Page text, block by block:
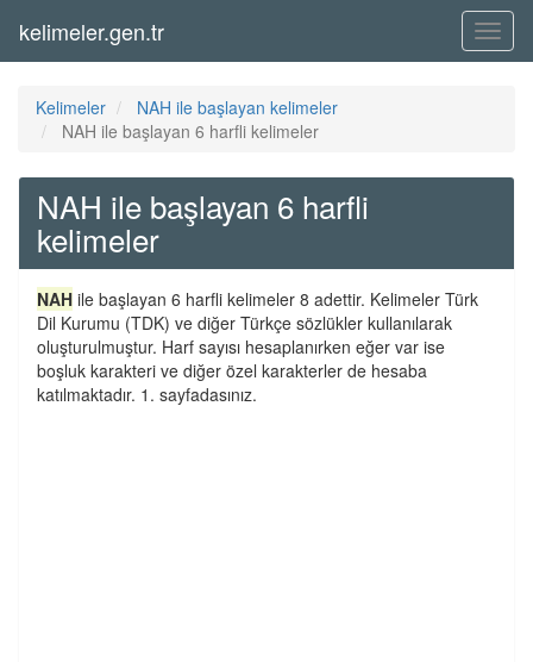
Menü
kelimeler.gen.tr
Kelimeler
NAH ile başlayan kelimeler
NAH ile başlayan 6 harfli kelimeler
NAH ile başlayan 6 harfli
kelimeler
NAH ile başlayan 6 harfli kelimeler 8 adettir. Kelimeler Türk
Dil Kurumu (TDK) ve diğer Türkçe sözlükler kullanılarak
oluşturulmuştur. Harf sayısı hesaplanırken eğer var ise
boşluk karakteri ve diğer özel karakterler de hesaba
katılmaktadır. 1. sayfadasınız.